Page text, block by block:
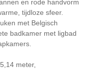
en rode handvorm
tijdloze sfeer.
met Belgisch
badkamer met ligbad
meter,